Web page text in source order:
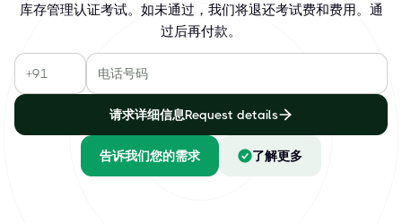
库存管理认证考试。如未通过，我们将退还考试费和费用。通
过后再付款。
请求详细信息Request details
告诉我们您的需求 了解更多